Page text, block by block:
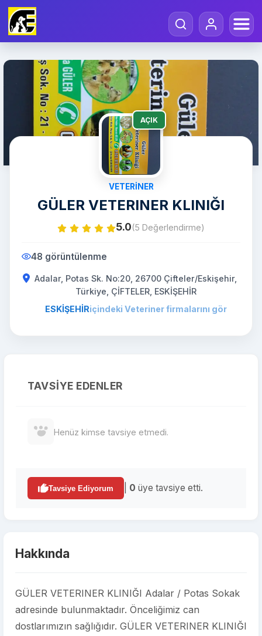
AÇIK
VETERINER
GÜLER VETERINER KLINIĞI
5.0(5 Değerlendirme)
48 görüntülenme
Adalar, Potas Sk. No:20, 26700 Çifteler/Eskişehir,
Türkiye, ÇİFTELER, ESKİŞEHİR
ESKİŞEHİRiçindeki Veteriner firmalarını gör
TAVSIYE EDENLER
Henüz kimse tavsiye etmedi.
Tavsiye Ediyorum 0 üye tavsiye etti.
Hakkında
GÜLER VETERINER KLINIĞI Adalar / Potas Sokak
adresinde bulunmaktadır. Önceliğimiz can
dostlarımızın sağlığıdır. GÜLER VETERINER KLINIĞI